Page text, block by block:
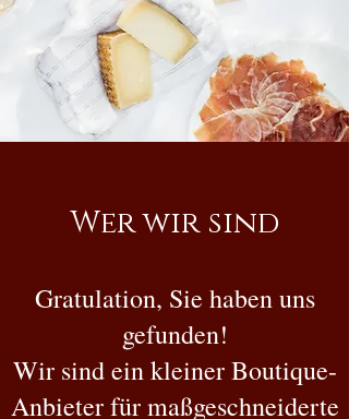
Wer wir sind
Gratulation, Sie haben uns
gefunden!
Wir sind ein kleiner Boutique-
Anbieter für maßgeschneiderte